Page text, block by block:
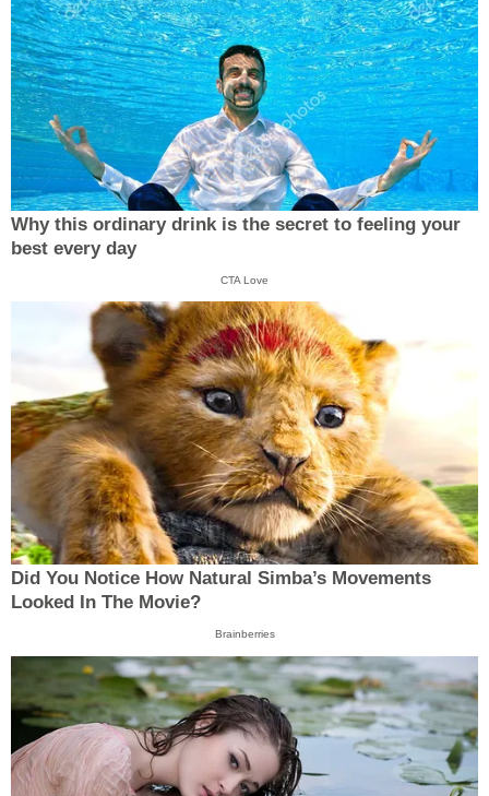
Why this ordinary drink is the secret to feeling your
best every day
CTA Love
Did You Notice How Natural Simba’s Movements
Looked In The Movie?
Brainberries